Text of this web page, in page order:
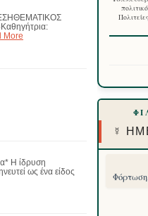
More
Η ίδρυση
ως ένα είδος
☿